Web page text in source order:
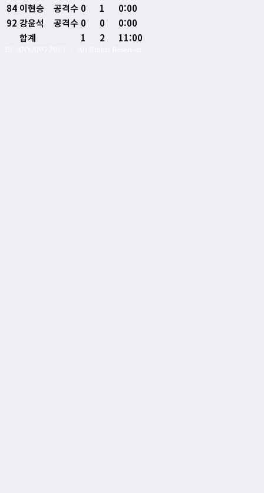
84 이현승 공격수 0 1
0:00
92 강윤석 공격수 0 0
0:00
합계
1 2 11:00